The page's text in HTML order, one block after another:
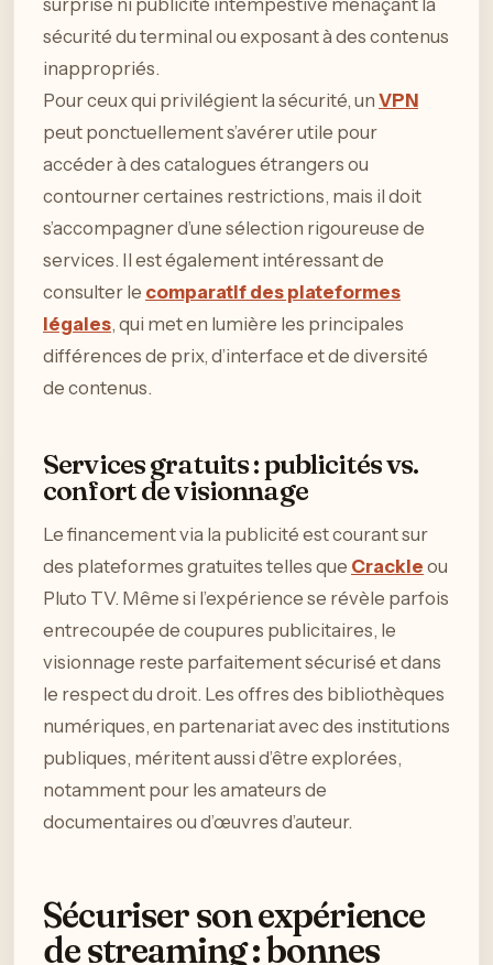
sécurité du terminal ou exposant à des contenus
inappropriés.
Pour ceux qui privilégient la sécurité, un VPN
peut ponctuellement s’avérer utile pour
accéder à des catalogues étrangers ou
contourner certaines restrictions, mais il doit
s’accompagner d’une sélection rigoureuse de
services. Il est également intéressant de
consulter le comparatif des plateformes
légales, qui met en lumière les principales
différences de prix, d’interface et de diversité
de contenus.
Services gratuits : publicités vs.
confort de visionnage
Le financement via la publicité est courant sur
des plateformes gratuites telles que Crackle ou
Pluto TV. Même si l’expérience se révèle parfois
entrecoupée de coupures publicitaires, le
visionnage reste parfaitement sécurisé et dans
le respect du droit. Les offres des bibliothèques
numériques, en partenariat avec des institutions
publiques, méritent aussi d’être explorées,
notamment pour les amateurs de
documentaires ou d’œuvres d’auteur.
Sécuriser son expérience
de streaming : bonnes